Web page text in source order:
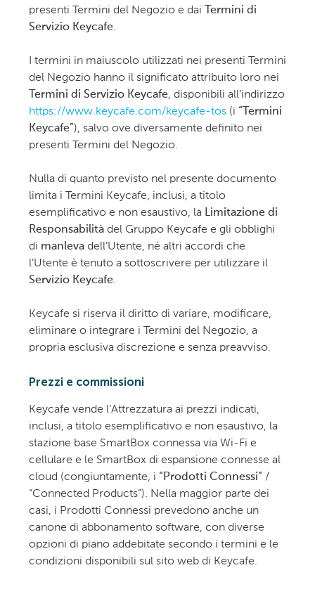
presenti Termini del Negozio e dai
Termini di
Servizio Keycafe.
I termini in maiuscolo utilizzati nei presenti Termini
del Negozio hanno il significato attribuito loro nei
Termini di Servizio Keycafe, disponibili all’indirizzo
https://www.keycafe.com/keycafe-tos (i “Termini
Keycafe”), salvo ove diversamente definito nei
presenti Termini del Negozio.
Nulla di quanto previsto nel presente documento
limita i Termini Keycafe, inclusi, a titolo
esemplificativo e non esaustivo, la Limitazione di
Responsabilità del Gruppo Keycafe e gli obblighi
di manleva dell’Utente, né altri accordi che
l’Utente è tenuto a sottoscrivere per utilizzare il
Servizio Keycafe.
Keycafe si riserva il diritto di variare, modificare,
eliminare o integrare i Termini del Negozio, a
propria esclusiva discrezione e senza preavviso.
Prezzi e commissioni
Keycafe vende l’Attrezzatura ai prezzi indicati,
inclusi, a titolo esemplificativo e non esaustivo, la
stazione base SmartBox connessa via Wi-Fi e
cellulare e le SmartBox di espansione connesse al
cloud (congiuntamente, i “Prodotti Connessi” /
“Connected Products”). Nella maggior parte dei
casi, i Prodotti Connessi prevedono anche un
canone di abbonamento software, con diverse
opzioni di piano addebitate secondo i termini e le
condizioni disponibili sul sito web di Keycafe.